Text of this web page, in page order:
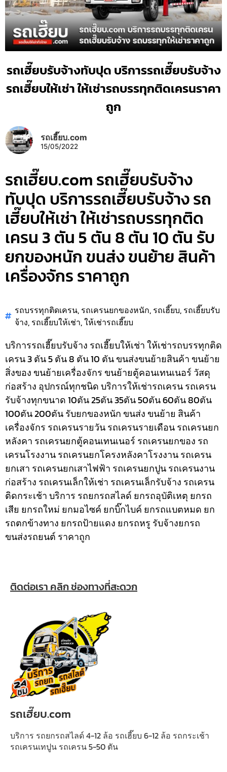
รถเฮี๊ยบรับจ้างทับปุด บริการรถเฮี๊ยบรับจ้าง
รถเฮี๊ยบให้เช่า ให้เช่ารถบรรทุกติดเครนราคา
ถูก
รถเฮี๊ยบ.com
15/05/2022
รถเฮี๊ยบ.com รถเฮี๊ยบรับจ้าง
ทับปุด บริการรถเฮี๊ยบรับจ้าง รถ
เฮี๊ยบให้เช่า ให้เช่ารถบรรทุกติด
เครน 3 ตัน 5 ตัน 8 ตัน 10 ตัน รับ
ยกของหนัก ขนส่ง ขนย้าย สินค้า
เครื่องจักร ราคาถูก
รถบรรทุกติดเครน, รถเครนยกของหนัก, รถเฮี๊ยบ, รถเฮี๊ยบรับ
จ้าง, รถเฮี๊ยบให้เช่า,ให้เช่ารถเฮี๊ยบ
บริการรถเฮี๊ยบรับจ้าง รถเฮี๊ยบให้เช่า ให้เช่ารถบรรทุกติด
เครน 3 ตัน 5 ตัน 8 ตัน 10 ตัน ขนส่งขนย้ายสินค้า ขนย้าย
สิ่งของ ขนย้ายเครื่องจักร ขนย้ายตู้คอนเทนเนอร์ วัสดุ
ก่อสร้าง อุปกรณ์ทุกชนิดบริการให้เช่ารถเครน รถเครน
รับจ้างทุกขนาด 10ตัน 25ตัน 35ตัน 50ตัน 60ตัน 80ตัน
100ตัน 200ตัน รับยกของหนัก ขนส่ง ขนย้าย สินค้า
เครื่องจักร รถเครนรายวัน รถเครนรายเดือน รถเครนยก
หลังคา รถเครนยกตู้คอนเทนเนอร์ รถเครนยกของ รถ
เครนโรงงาน รถเครนยกโครงหลังคาโรงงาน รถเครน
ยกเสา รถเครนยกเสาไฟฟ้า รถเครนยกปูน รถเครนงาน
ก่อสร้าง รถเครนเล็กให้เช่า รถเครนเล็กรับจ้าง รถเครน
ติดกระเช้าบริการ รถยกรถสไลด์ ยกรถอุบัติเหตุ ยกรถ
เสีย ยกรถใหม่ ยกมอไซค์ ยกบิ๊กไบค์ ยกรถแบตหมด ยก
รถตกข้างทาง ยกรถป้ายแดง ยกรถหรู รับจ้างยกรถ
ขนส่งรถยนต์ ราคาถูก
ติดต่อเรา คลิก ช่องทางที่สะดวก
รถเฮี๊ยบ.com
บริการ รถยกรถสไลด์ 4-12 ล้อ รถเฮี๊ยบ 6-12 ล้อ รถกระเช้า
รถเครนเทปูน รถเครน 5-50 ตัน